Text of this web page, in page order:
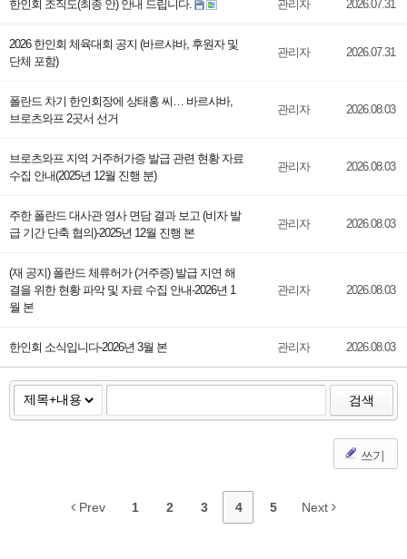
한인회 조직도(최종 안) 안내 드립니다. 관리자 2026.07.31
2026 한인회 체육대회 공지 (바르샤바, 후원자 및
단체 포함)
관리자 2026.07.31
폴란드 차기 한인회장에 상태홍 씨… 바르샤바,
브로츠와프 2곳서 선거
관리자 2026.08.03
브로츠와프 지역 거주허가증 발급 관련 현황 자료
수집 안내(2025년 12월 진행 분)
관리자 2026.08.03
주한 폴란드 대사관 영사 면담 결과 보고 (비자 발
급 기간 단축 협의)-2025년 12월 진행 본
관리자 2026.08.03
(재 공지) 폴란드 체류허가 (거주증) 발급 지연 해
결을 위한 현황 파악 및 자료 수집 안내-2026년 1
월 본
관리자 2026.08.03
한인회 소식입니다-2026년 3월 본 관리자 2026.08.03
검색
쓰기
Prev 1 2 3 4 5 Next